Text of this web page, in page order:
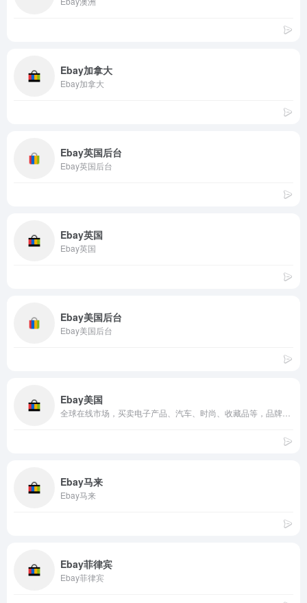
Ebay加拿大
Ebay加拿大
Ebay英国后台
Ebay英国后台
Ebay英国
Ebay英国
Ebay美国后台
Ebay美国后台
Ebay美国
Ebay马来
Ebay马来
Ebay菲律宾
Ebay菲律宾